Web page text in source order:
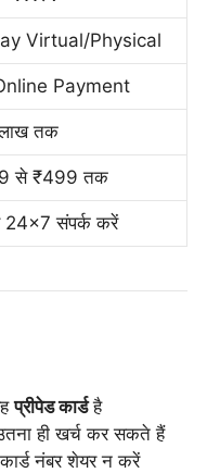
Virtual/Physical
Payment
तक
से ₹499 तक
संपर्क करें
प्रीपेड कार्डहै
ही खर्च कर सकते हैं
नंबर शेयर न करें